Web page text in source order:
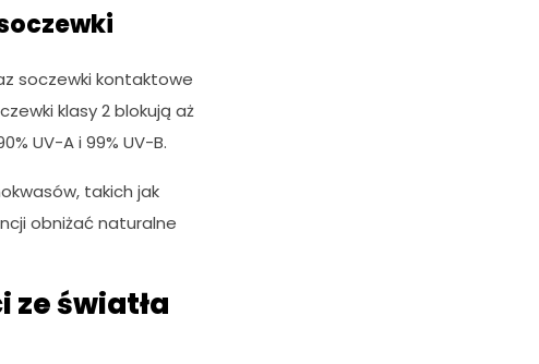
soczewki kontaktowe
klasy 2 blokują aż
UV-A i 99% UV-B.
takich jak
obniżać naturalne
ze światła